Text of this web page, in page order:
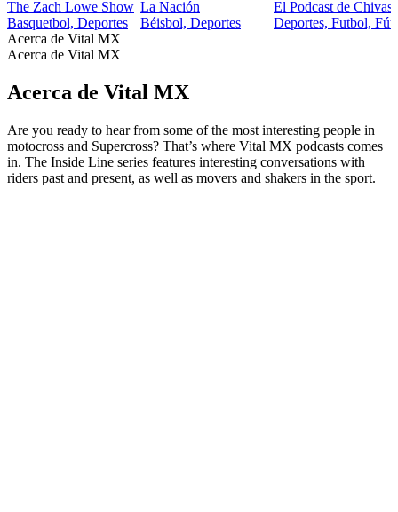
The Zach Lowe Show
Basquetbol, Deportes
La Nación
Béisbol, Deportes
El Podcast de Chivas
Deportes, Futbol,
Acerca de Vital MX
Acerca de Vital MX
Acerca de Vital MX
Are you ready to hear from some of the most interesting people in
motocross and Supercross? That’s where Vital MX podcasts comes
in. The Inside Line series features interesting conversations with
riders past and present, as well as movers and shakers in the sport.